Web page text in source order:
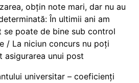
obțin note mari, dar nu au
În ultimii ani am
se poate de bine sub control
/ La niciun concurs nu poți
asigurarea unui post
universitar – coeficienți